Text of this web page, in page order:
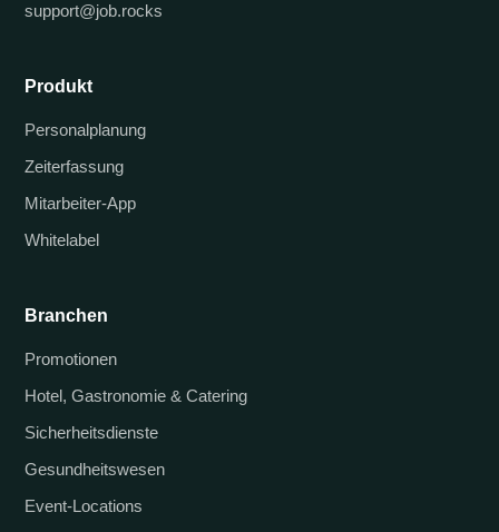
support@job.rocks
Produkt
Personalplanung
Zeiterfassung
Mitarbeiter-App
Whitelabel
Branchen
Promotionen
Hotel, Gastronomie & Catering
Sicherheitsdienste
Gesundheitswesen
Event-Locations